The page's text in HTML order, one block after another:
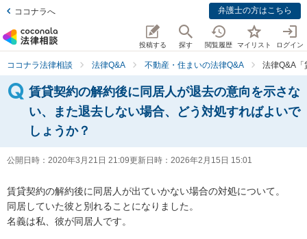
ココナラへ 弁護士の方はこちら
投稿する 探す 閲覧履歴 マイリスト ログイン
ココナラ法律相談 法律Q&A 不動産・住まいの法律Q&A 法律Q&A
賃貸契約の解約後に同居人が退去の意向を示さな
い、また退去しない場合、どう対処すればよいで
しょうか？
公開日時： 2020年3月21日 21:09更新日時： 2026年2月15日 15:01
賃貸契約の解約後に同居人が出ていかない場合の対処について。
同居していた彼と別れることになりました。
名義は私、彼が同居人です。